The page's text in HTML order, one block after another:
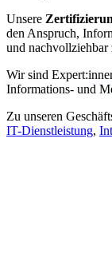
Unsere
den Anspruch,
und nachvollziehbar
Wir sind
Informations- und
Zu unseren
IT-Dienstleistung,